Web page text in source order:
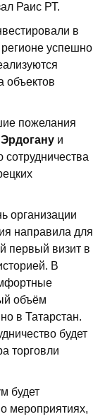
Раис РТ.
в
успешно
объектов
пожелания
и
организации
направила для
первый визит в
В
объём
в Татарстан.
будет
торговли
будет
мероприятиях,